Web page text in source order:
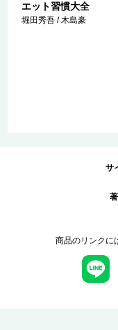
エット習慣大全
堀田秀吾 / 木島豪
サ
商品のリンクに